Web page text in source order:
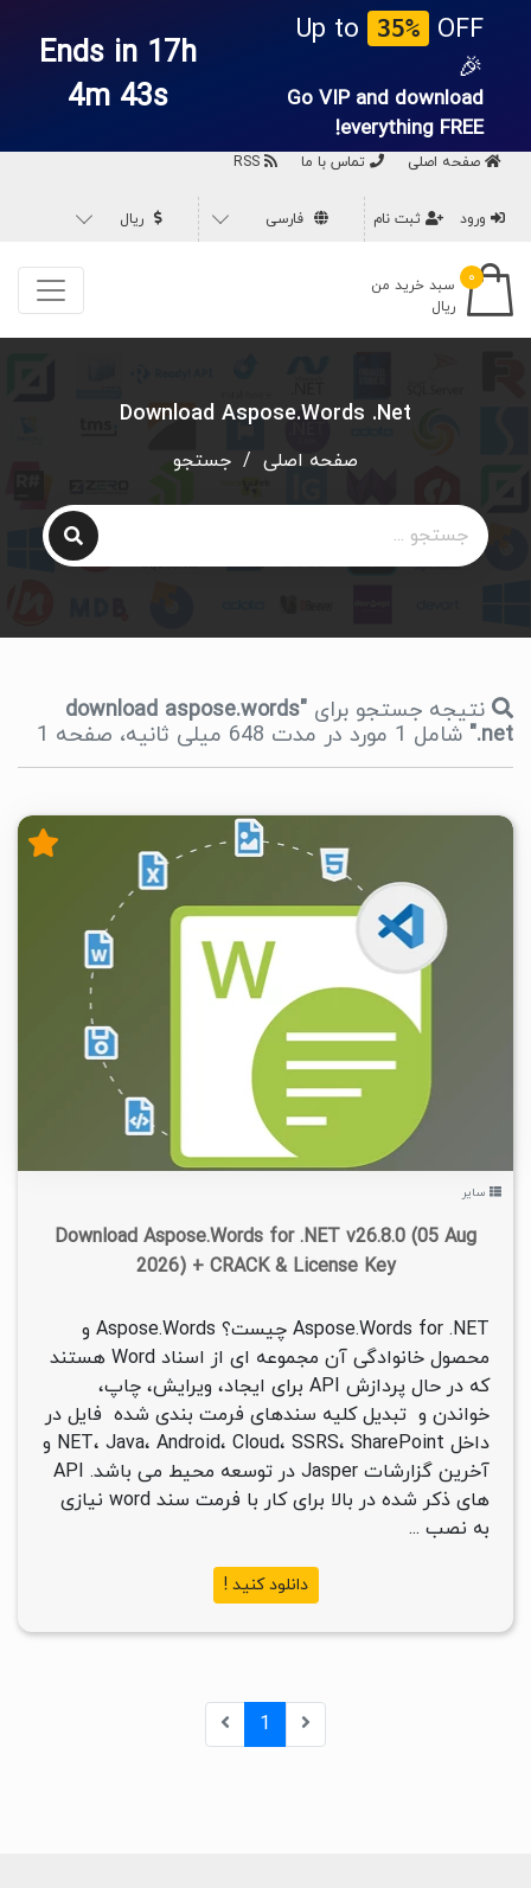
Up to 35%
OFF
🎉
Go VIP and download
everything FREE!
Ends in 17h
4m 43s
صفحه اصلی تماس با ما
ورود ثبت نام فارسی ریال
۰
سبد خرید من
ریال
Download Aspose.Words .Net
صفحه اصلی / جستجو
نتیجه جستجو برای "download aspose.words
.net" شامل 1 مورد در مدت 648 میلی ثانیه، صفحه 1
۱۴۰۵/۰۵/۱۵
سایر
Download Aspose.Words for .NET v26.8.0 (05 Aug
2026) + CRACK & License Key
Aspose.Words for .NET چیست؟ Aspose.Words و
محصول خانوادگی آن مجموعه ای از اسناد Word هستند
که در حال پردازش API برای ایجاد، ویرایش، چاپ،
خواندن و تبدیل کلیه سندهای فرمت بندی شده فایل در
داخل NET، Java، Android، Cloud، SSRS، SharePoint و
آخرین گزارشات Jasper در توسعه محیط می باشد. API
های ذکر شده در بالا برای کار با فرمت سند word نیازی
به نصب ...
دانلود کنید !
1